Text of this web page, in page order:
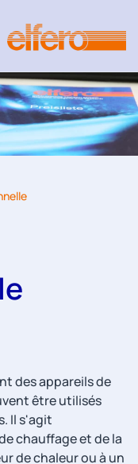
des appareils de
être utilisés
Il s'agit
chauffage et de la
de chaleur ou à un